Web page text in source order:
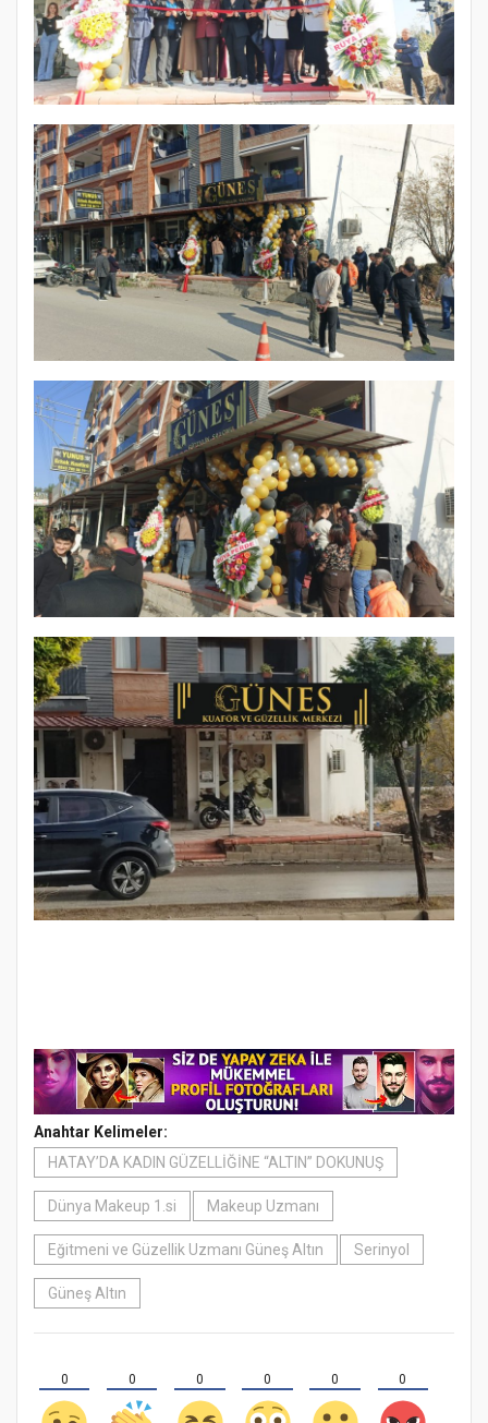
Anahtar Kelimeler:
HATAY’DA KADIN GÜZELLİĞİNE “ALTIN” DOKUNUŞ
Dünya Makeup 1.si Makeup Uzmanı
Eğitmeni ve Güzellik Uzmanı Güneş Altın Serinyol
Güneş Altın
0 0 0 0 0 0